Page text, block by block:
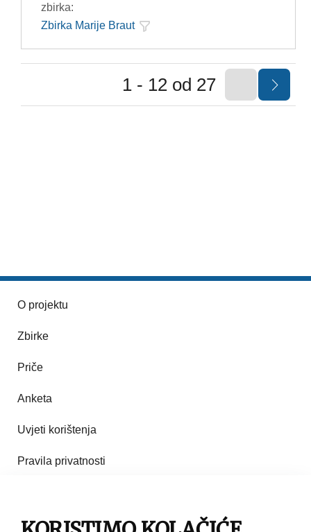
zbirka:
Zbirka Marije Braut
1 - 12 od 27
O projektu
Zbirke
Priče
Anketa
Uvjeti korištenja
Pravila privatnosti
Pravila korištenja